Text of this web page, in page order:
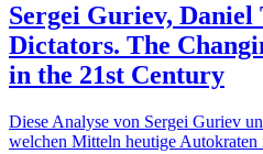
Sergei Guriev, Daniel
Dictators. The
in the 21st Century
Diese Analyse von Sergei Guriev
welchen Mitteln heutige